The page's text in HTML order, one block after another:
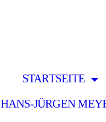
STARTSEITE
HANS-JÜRGEN